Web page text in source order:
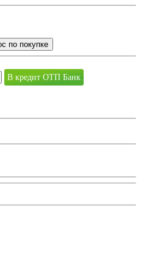
по покупке
В кредит ОТП Банк